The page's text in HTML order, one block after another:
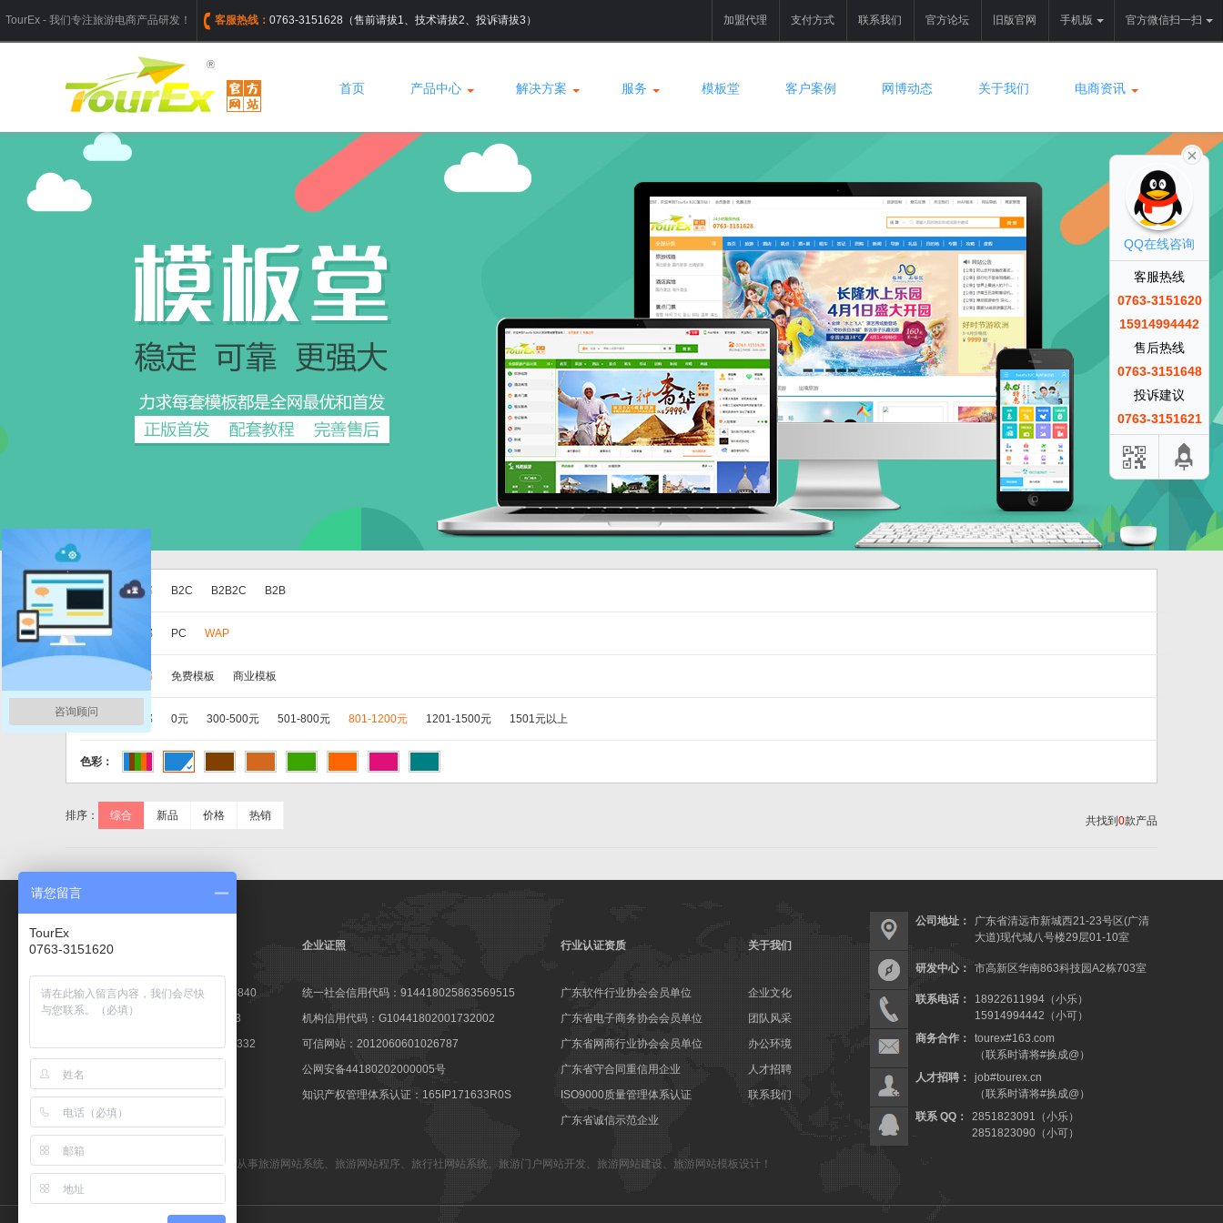
TourEx - 我们专注旅游电商产品研发！ 客服热线： 0763-3151628（售前请拔1、技术请拔2、投诉请拔3） 加盟代理 支付方式 联系我们 官方论坛 旧版官网 手机版 官方微信扫一扫
首页 产品中心 解决方案 服务 模板堂 客户案例 网博动态 关于我们 电商资讯
版本： 全部 B2C B2B2C B2B
分类： 全部 PC WAP
全部 免费模板 商业模板
价格： 全部 0元 300-500元 501-800元 801-1200元 1201-1500元 1501元以上
色彩：
排序： 综合 新品 价格 热销 共找到 0款产品
高新技术企业证书：GR201644003840
软件企业认定证书：粤R-2014-0163
软件产品登记证书：粤DGY-2014-0332
著登字：第0425251号
商标注册证：第10596237号
备案号：粤ICP备09057647号
企业证照
统一社会信用代码：914418025863569515
机构信用代码：G10441802001732002
可信网站：2012060601026787
公网安备44180202000005号
知识产权管理体系认证：165IP171633R0S
行业认证资质
广东软件行业协会会员单位
广东省电子商务协会会员单位
广东省网商行业协会会员单位
广东省守合同重信用企业
ISO9000质量管理体系认证
广东省诚信示范企业
关于我们
企业文化
团队风采
办公环境
人才招聘
联系我们
TourEx旅游网站管理系统—— 专业从事旅游网站系统 旅游网站程序 旅行社网站系统、 旅游门户网站开发 旅游网站建设 旅游网站模板设计 ！
公司地址：
广东省清远市新城西21-23号区(广清
大道)现代城八号楼29层01-10室
研发中心： 市高新区华南863科技园A2栋703室
联系电话：
18922611994（小乐）
15914994442（小可）
商务合作：
tourex#163.com
（联系时请将#换成@）
人才招聘：
job#tourex.cn
（联系时请将#换成@）
联系 QQ：
2851823091（小乐）
2851823090（小可）
QQ在线咨询
客服热线
0763-3151620
15914994442
售后热线
0763-3151648
投诉建议
0763-3151621
咨询顾问
请您留言
TourEx
0763-3151620